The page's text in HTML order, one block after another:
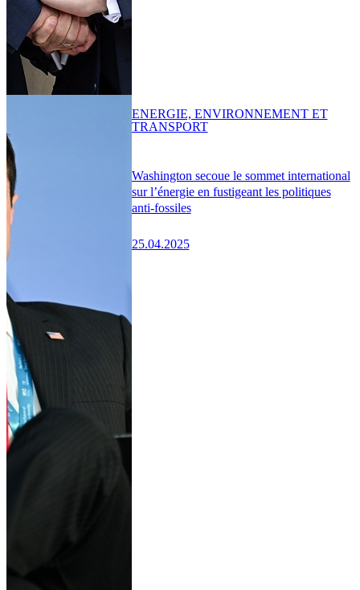
Washington secoue le sommet international
sur l’énergie en fustigeant les politiques
anti-fossiles
25.04.2025
ENERGIE, ENVIRONNEMENT ET
TRANSPORT